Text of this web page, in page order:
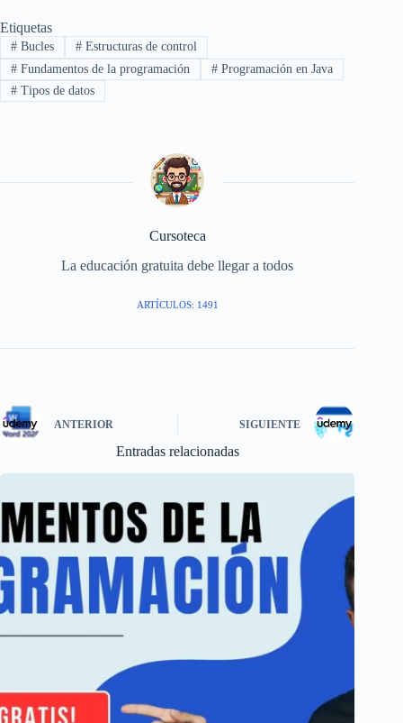
Etiquetas
#Bucles #Estructuras de control
#Fundamentos de la programación #Programación en Java
#Tipos de datos
Cursoteca
La educación gratuita debe llegar a todos
ARTÍCULOS: 1491
ANTERIOR SIGUIENTE
Entradas relacionadas